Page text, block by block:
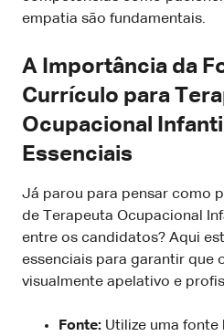
empatia são fundamentais.
A Importância da
Currículo para
Ocupacional
Essenciais
Já parou para pensar como
de Terapeuta Ocupacional
entre os candidatos? Aqui
essenciais para garantir que
visualmente apelativo e
Fonte: Utilize uma fonte